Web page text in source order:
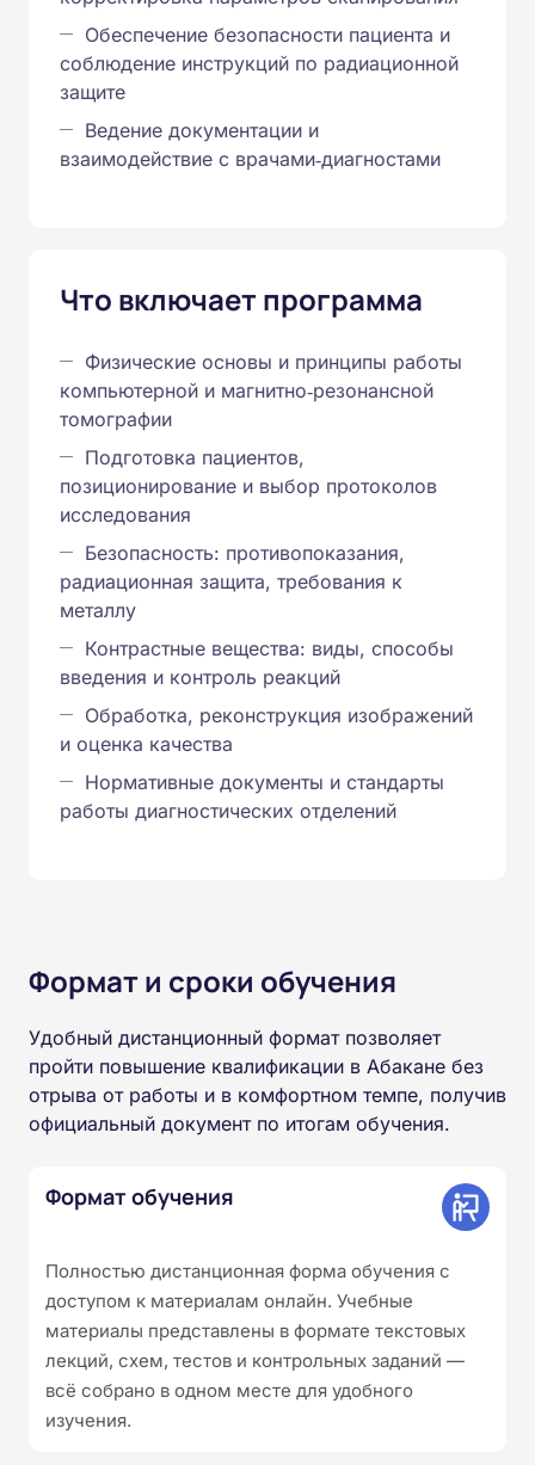
Обеспечение безопасности пациента и
соблюдение инструкций по радиационной
защите
Ведение документации и
взаимодействие с врачами‑диагностами
Что включает программа
Физические основы и принципы работы
компьютерной и магнитно‑резонансной
томографии
Подготовка пациентов,
позиционирование и выбор протоколов
исследования
Безопасность: противопоказания,
радиационная защита, требования к
металлу
Контрастные вещества: виды, способы
введения и контроль реакций
Обработка, реконструкция изображений
и оценка качества
Нормативные документы и стандарты
работы диагностических отделений
Формат и сроки обучения
Удобный дистанционный формат позволяет
пройти повышение квалификации в Абакане без
отрыва от работы и в комфортном темпе, получив
официальный документ по итогам обучения.
Формат обучения
Полностью дистанционная форма обучения с
доступом к материалам онлайн. Учебные
материалы представлены в формате текстовых
лекций, схем, тестов и контрольных заданий —
всё собрано в одном месте для удобного
изучения.